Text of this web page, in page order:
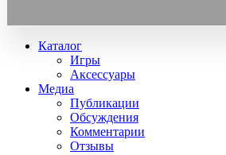
Каталог
Игры
Аксессуары
Медиа
Публикации
Обсуждения
Комментарии
Отзывы